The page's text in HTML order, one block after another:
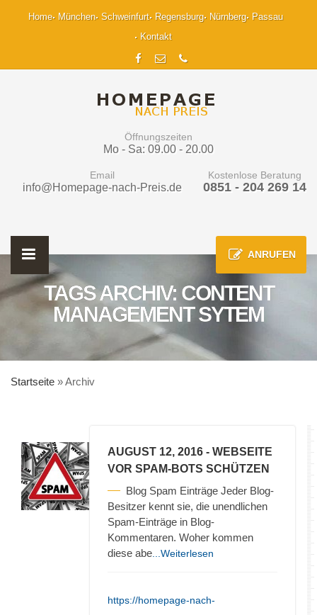
Home München Schweinfurt Regensburg Nürnberg
Passau
Kontakt
Öffnungszeiten
Mo - Sa: 09.00 - 20.00
Email
info@Homepage-nach-Preis.de
Kostenlose Beratung
0851 - 204 269 14
ANRUFEN
TAGS ARCHIV: CONTENT
MANAGEMENT SYTEM
Startseite »Archiv
AUGUST 12, 2016 - WEBSEITE
VOR SPAM-BOTS SCHÜTZEN
Blog Spam Einträge Jeder Blog-
Besitzer kennt sie, die unendlichen
Spam-Einträge in Blog-
Kommentaren. Woher kommen
diese abe ...Weiterlesen
https://homepage-nach-